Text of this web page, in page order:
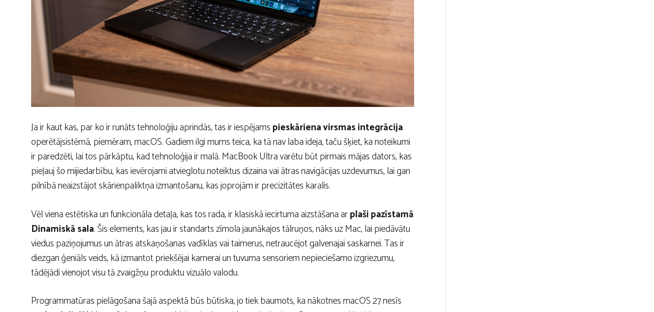
Ja ir kaut kas, par ko ir runāts tehnoloģiju aprindās, tas ir iespējamspieskāriena virsmas integrācija
operētājsistēmā, piemēram, macOS. Gadiem ilgi mums teica, ka tā nav laba ideja, taču šķiet, ka noteikumi
ir paredzēti, lai tos pārkāptu, kad tehnoloģija ir malā. MacBook Ultra varētu būt pirmais mājas dators, kas
pieļauj šo mijiedarbību, kas ievērojami atvieglotu noteiktus dizaina vai ātras navigācijas uzdevumus, lai gan
pilnībā neaizstājot skārienpaliktņa izmantošanu, kas joprojām ir precizitātes karalis.
Vēl viena estētiska un funkcionāla detaļa, kas tos rada, ir klasiskā iecirtuma aizstāšana arplaši pazīstamā
Dinamiskā sala. Šis elements, kas jau ir standarts zīmola jaunākajos tālruņos, nāks uz Mac, lai piedāvātu
viedus paziņojumus un ātras atskaņošanas vadīklas vai taimerus, netraucējot galvenajai saskarnei. Tas ir
diezgan ģeniāls veids, kā izmantot priekšējai kamerai un tuvuma sensoriem nepieciešamo izgriezumu,
tādējādi vienojot visu tā zvaigžņu produktu vizuālo valodu.
Programmatūras pielāgošana šajā aspektā būs būtiska, jo tiek baumots, ka nākotnes macOS 27 nesīs